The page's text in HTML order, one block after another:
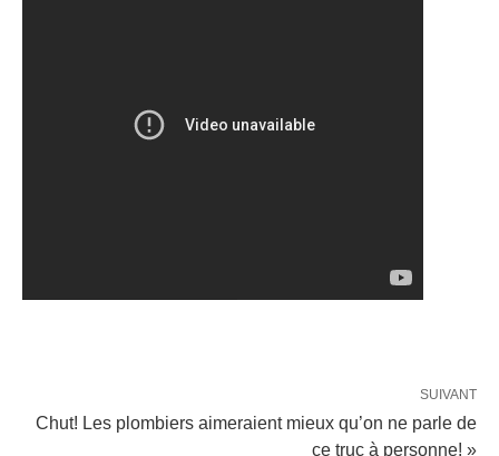
SUIVANT
Chut! Les plombiers aimeraient mieux qu’on ne parle de
ce truc à personne! »